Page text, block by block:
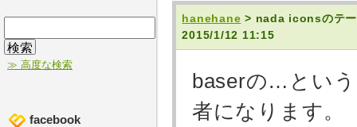
hanehane > nada iconsのテー
2015/1/12 11:15
baserの…とい
者になります。
≫ 高度な検索
facebook